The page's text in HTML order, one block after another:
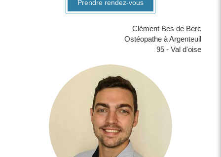
Prendre rendez-vous
Clément Bes de Berc
Ostéopathe à Argenteuil
95 - Val d'oise